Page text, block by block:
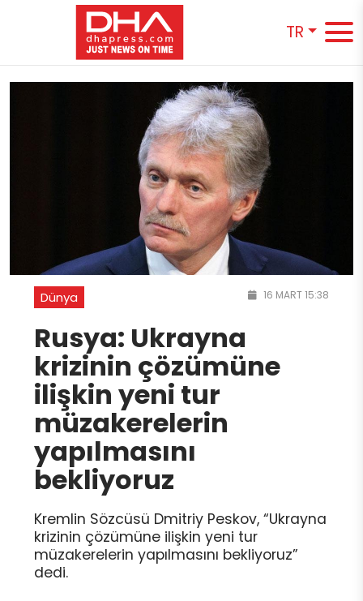
TR
Dünya 16 MART 15:38
Rusya: Ukrayna
krizinin çözümüne
ilişkin yeni tur
müzakerelerin
yapılmasını
bekliyoruz
Kremlin Sözcüsü Dmitriy Peskov, “Ukrayna
krizinin çözümüne ilişkin yeni tur
müzakerelerin yapılmasını bekliyoruz”
dedi.